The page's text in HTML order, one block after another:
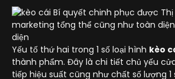
Yếu tố thứ hai trong 1 số loại hình kèo
thành phẩm. Đây là chi tiết chủ yếu
tiếp hiệu suất cũng như chất số lượng 1